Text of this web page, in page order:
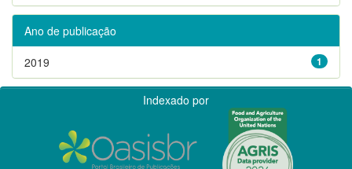
Ano de publicação
1
2019
Indexado por